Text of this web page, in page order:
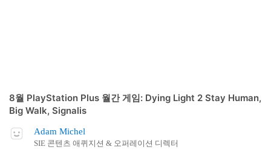
8월 PlayStation Plus 월간 게임: Dying Light 2 Stay Human,
Big Walk, Signalis
Adam Michel
SIE 콘텐츠 애퀴지션 & 오퍼레이션 디렉터